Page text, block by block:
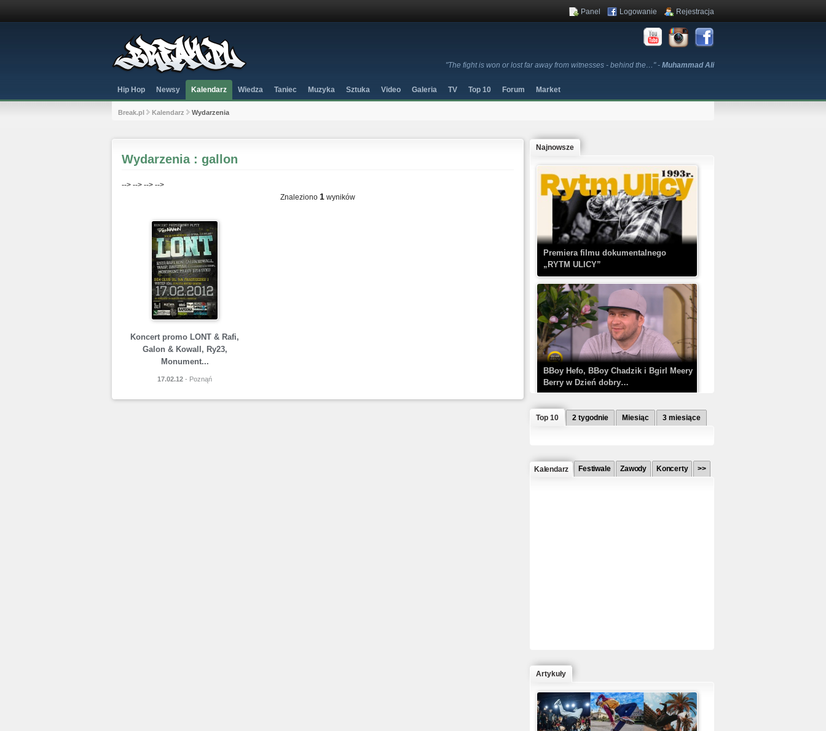
"The fight is won or lost far away from witnesses - behind the…" - Muhammad Ali
Panel Logowanie Rejestracja
Hip Hop Newsy Kalendarz Wiedza Taniec Muzyka Sztuka Video Galeria TV Top 10 Forum Market
Break.pl Kalendarz Wydarzenia
Wydarzenia : gallon
--> --> --> -->
Znaleziono 1 wyników
Koncert promo LONT & Rafi,
Galon & Kowall, Ry23,
Monument...
17.02.12 - Poznąń
Najnowsze
Premiera filmu dokumentalnego
„RYTM ULICY”
BBoy Hefo, BBoy Chadzik i Bgirl Meery
Berry w Dzień dobry…
Kaczorex w najnowszym klipie: HRYPA
Top 10 2 tygodnie Miesiąc 3 miesiące
Kalendarz Festiwale Zawody Koncerty >>
Artykuły